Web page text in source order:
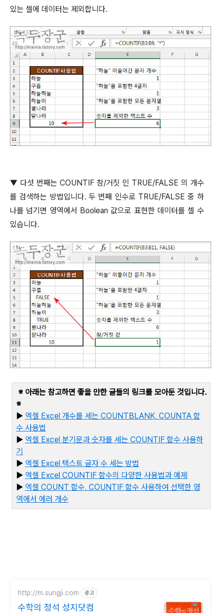
있는 셀에 데이터는 제외합니다.
▼ 다섯 번째는 COUNTIF 참/거짓 인 TRUE/FALSE 의 개수
를 검색하는 방법입니다.두 번째 인수로 TRUE/FALSE중 하
나를 넘기면 영역에서 Boolean값으로 표현한 데이터를 셀 수
있습니다.
※ 아래는 참고하면 좋을 만한 글들의 링크를 모아둔 것입니다.
※
▶ 엑셀 Excel 개수를 세는 COUNTBLANK, COUNTA 함
수 사용법
▶ 엑셀 Excel 분기문과 숫자를 세는 COUNTIF 함수 사용하
기
▶ 엑셀 Excel 텍스트 글자 수 세는 방법
▶ 엑셀 Excel COUNTIF 함수의 다양한 사용법과 예제
▶ 엑셀 COUNT 함수, COUNTIF 함수 사용하여 선택한 영
역에서 에러 개수
http://m.sungji.com 광고
수학의 정석 성지닷컴